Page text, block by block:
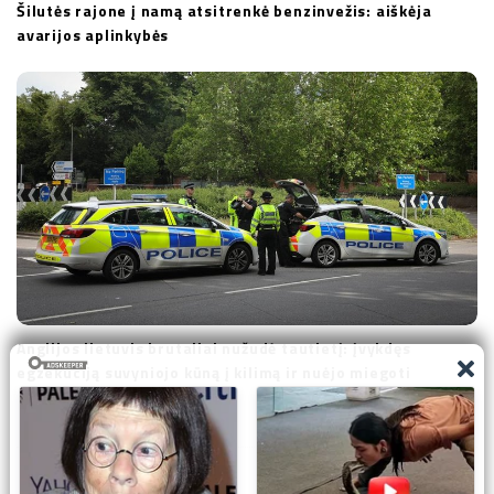
Šilutės rajone į namą atsitrenkė benzinvežis: aiškėja
avarijos aplinkybės
Anglijos lietuvis brutaliai nužudė tautietį: įvykdęs
egzekuciją suvyniojo kūną į kilimą ir nuėjo miegoti